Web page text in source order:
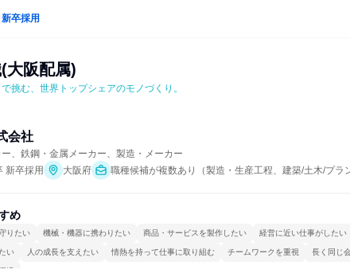
新卒採用
大阪配属)
挑む、世界トップシェアのモノづくり。
会社
、鉄鋼・金属メーカー、製造・メーカー
新卒採用 大阪府 職種候補が複数あり（製造・生産工程、建築/土木/プラ
め
りたい 機械・機器に携わりたい 商品・サービスを製作したい 経営に近い仕事がしたい
い 人の成長を支えたい 情熱を持って仕事に取り組む チームワークを重視 長く同じ
境